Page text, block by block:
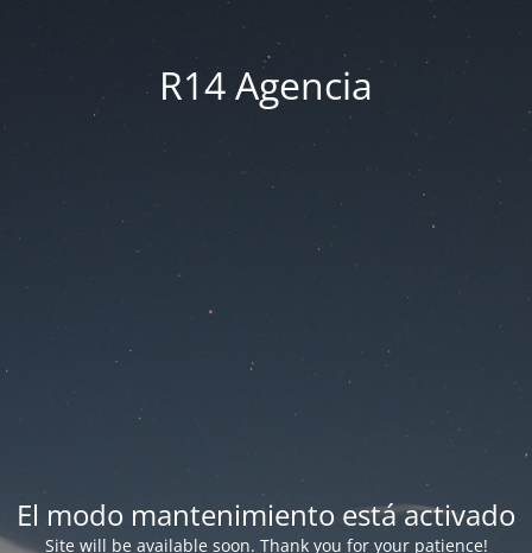
R14 Agencia
El modo mantenimiento está activado
Site will be available soon. Thank you for your patience!